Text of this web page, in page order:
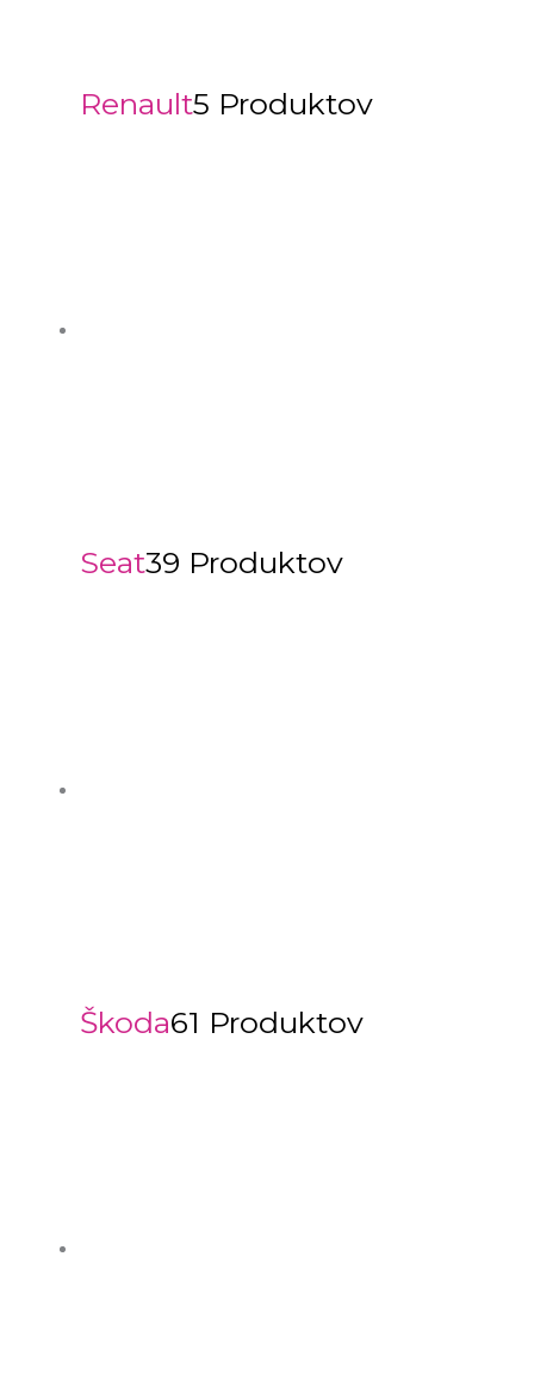
Renault5 Produktov
Seat39 Produktov
Škoda61 Produktov